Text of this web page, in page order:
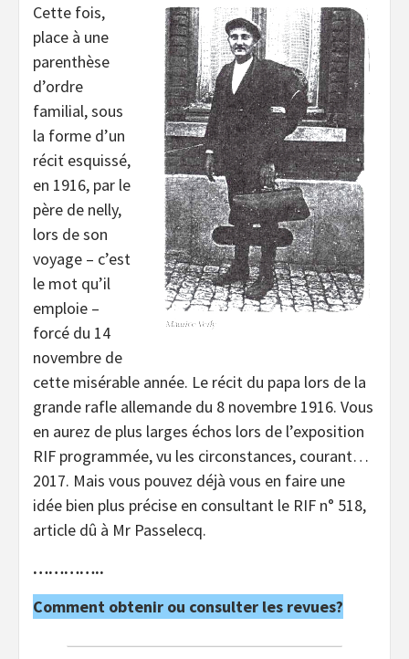
Cette fois,
place à une
parenthèse
d’ordre
familial, sous
la forme d’un
récit esquissé,
en 1916, par le
père de nelly,
lors de son
voyage – c’est
le mot qu’il
emploie –
forcé du 14
novembre de
cette misérable année. Le récit du papa lors de la
grande rafle allemande du 8 novembre 1916. Vous
en aurez de plus larges échos lors de l’exposition
RIF programmée, vu les circonstances, courant…
2017. Mais vous pouvez déjà vous en faire une
idée bien plus précise en consultant le RIF n° 518,
article dû à Mr Passelecq.
…………..
Comment obtenir ou consulter les revues?